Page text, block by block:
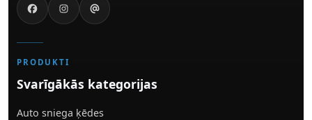
PRODUKTI
Svarīgākās kategorijas
Auto sniega ķēdes